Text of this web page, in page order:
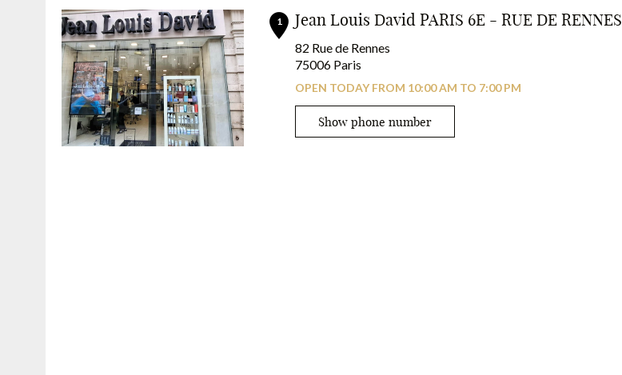
A vegan, ammonia-free formula for high visibility coloring.
In your hairdressing salons Jean Louis David*
RESERVE YOUR COLOR!
1 Jean Louis David PARIS 6E - RUE DE RENNES
82 Rue de Rennes
75006 Paris
OPEN TODAY FROM 10:00 AM TO 7:00 PM
Show phone number